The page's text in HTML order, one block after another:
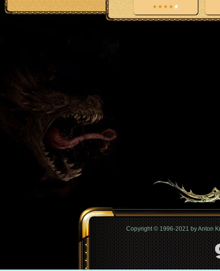
Copyright © 1996-2021 by Anton